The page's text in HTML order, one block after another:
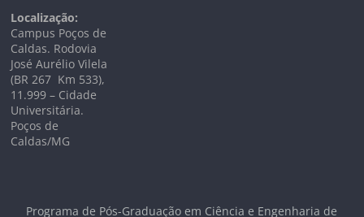
Localização:
Campus Poços de
Caldas. Rodovia
José Aurélio Vilela
(BR 267 Km 533),
11.999 – Cidade
Universitária.
Poços de
Caldas/MG
Programa de Pós-Graduação em Ciência e Engenharia de